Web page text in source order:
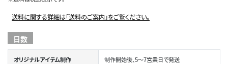
送料に関する詳細は「送料のご案内」をご覧ください。
日数
オリジナルアイテム制作 制作開始後、5～7営業日で発送